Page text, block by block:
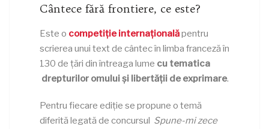
Cântece fără frontiere, ce este?
Este o competiție internaționalăpentru
scrierea unui text de cântec în limba franceză în
130 de țări din întreaga lume cu tematica
drepturilor omului și libertății de exprimare.
Pentru fiecare ediție se propune o temă
diferită legată de concursul Spune-mi zece